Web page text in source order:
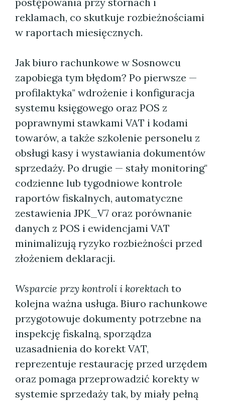
reklamach, co skutkuje rozbieżnościami
w raportach miesięcznych.
Jak biuro rachunkowe w Sosnowcu
zapobiega tym błędom? Po pierwsze —
profilaktyka" wdrożenie i konfiguracja
systemu księgowego oraz POS z
poprawnymi stawkami VAT i kodami
towarów, a także szkolenie personelu z
obsługi kasy i wystawiania dokumentów
sprzedaży. Po drugie — stały monitoring"
codzienne lub tygodniowe kontrole
raportów fiskalnych, automatyczne
zestawienia JPK_V7 oraz porównanie
danych z POS i ewidencjami VAT
minimalizują ryzyko rozbieżności przed
złożeniem deklaracji.
Wsparcie przy kontroli i korektach to
kolejna ważna usługa. Biuro rachunkowe
przygotowuje dokumenty potrzebne na
inspekcję fiskalną, sporządza
uzasadnienia do korekt VAT,
reprezentuje restaurację przed urzędem
oraz pomaga przeprowadzić korekty w
systemie sprzedaży tak, by miały pełną